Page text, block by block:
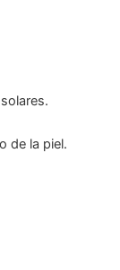
de la piel.